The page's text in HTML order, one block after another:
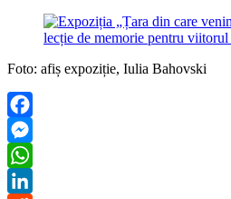
Foto: afiș expoziție, Iulia Bahovski
Facebook
Messenger
WhatsApp